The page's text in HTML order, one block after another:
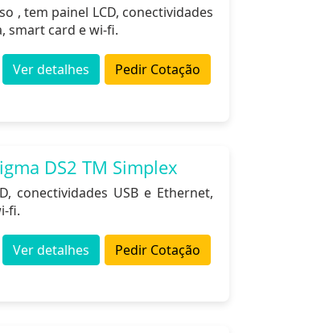
, tem painel LCD, conectividades
smart card e wi-fi.
Pedir Cotação
Ver detalhes
DS2 TM Simplex
conectividades USB e Ethernet,
fi.
Pedir Cotação
Ver detalhes